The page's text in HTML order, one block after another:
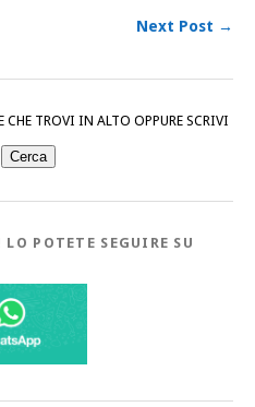
Next Post →
TROVI IN ALTO OPPURE SCRIVI
Cerca
POTETE SEGUIRE SU